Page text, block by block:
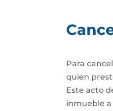
Para
quien
Este acto
inmueble